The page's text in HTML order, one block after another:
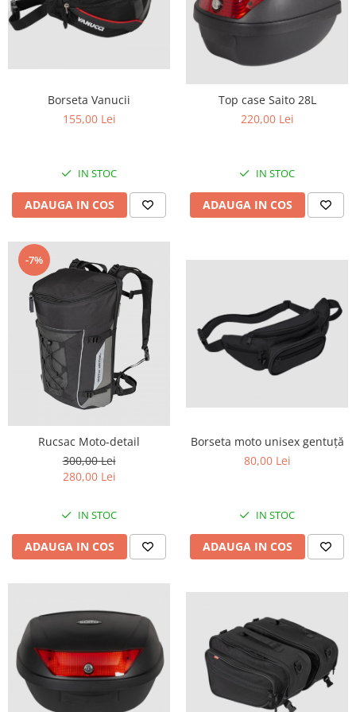
Evacuare completa
Garnituri toba
Kit tuning
Protecții galerie
Silentiator / Dbkiller
Ghidoane & Control
Adaptoare
Ajutor acceleratie
Amortizor ghidon
Cabluri
Capete ghidon
Comanda acceleratie
Ghidoane
Inaltatore ghidon
Manete
Mansoane
Protectii maini / Kit-uri
Cadru
Accesorii
Aripa Fata
Capac filtru aer
Carene
Kit plasticuri
Laterale radiator
Laterale spate
Borseta Vanucii
155,00 Lei
IN STOC
ADAUGA IN COS
Top case Saito 28L
220,00 Lei
IN STOC
ADAUGA IN COS
-7%
Rucsac Moto-detail
300,00 Lei
280,00 Lei
IN STOC
ADAUGA IN COS
Borseta moto unisex gentuță
80,00 Lei
IN STOC
ADAUGA IN COS